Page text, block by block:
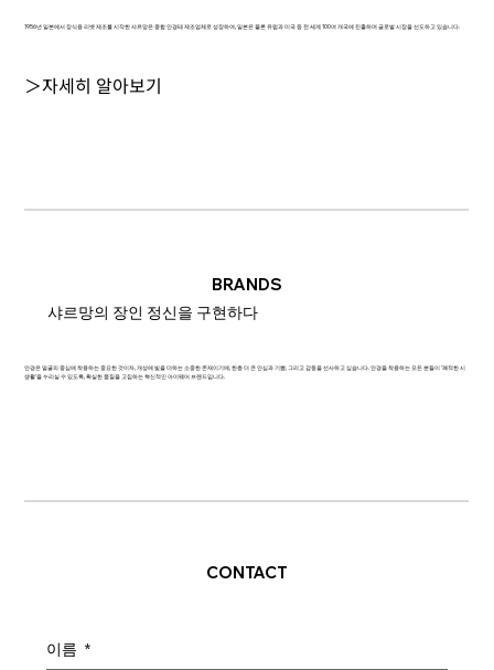
1956년 일본에서 장식용 리벳 제조를 시작한 샤르망은 종합 안경테 제조업체로 성장하여, 일본은 물론 유럽과 미국 등 전 세계 100여 개국에 진출하며 글로벌 시장을 선도하고 있습니다.
＞자세히 알아보기
BRANDS
샤르망의 장인 정신을 구현하다
안경은 얼굴의 중심에 착용하는 중요한 것이자, 개성에 빛을 더하는 소중한 존재이기에, 한층 더 큰 안심과 기쁨, 그리고 감동을 선사하고 싶습니다. 안경을 착용하는 모든 분들이 '쾌적한 시
생활'을 누리실 수 있도록, 확실한 품질을 고집하는 혁신적인 아이웨어 브랜드입니다.
CONTACT
이름 *